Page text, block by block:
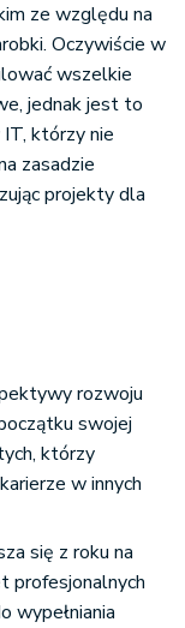
ze względu na
Oczywiście w
wszelkie
jednak jest to
którzy nie
zasadzie
projekty dla
rozwoju
swojej
którzy
w innych
się z roku na
profesjonalnych
wypełniania